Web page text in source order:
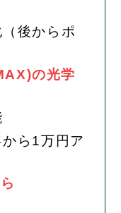
後からポ
の光学
から1万円ア